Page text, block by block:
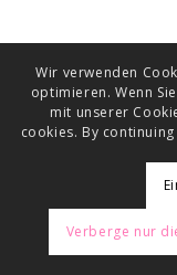
Wir verwenden
optimieren. Wenn
mit unserer
cookies. By
Verberge nur